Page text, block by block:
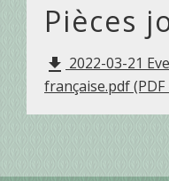
Pièces
file_download 2022-03-21
française.pdf (PDF